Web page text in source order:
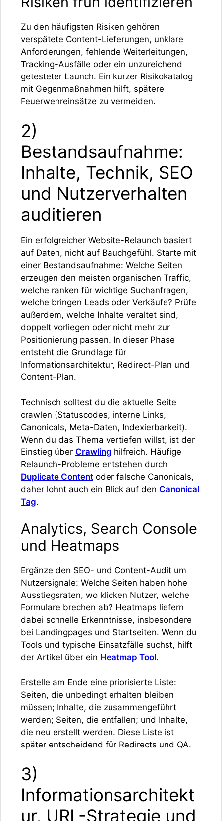
Zu den häufigsten Risiken gehören
verspätete Content-Lieferungen, unklare
Anforderungen, fehlende Weiterleitungen,
Tracking-Ausfälle oder ein unzureichend
getesteter Launch. Ein kurzer Risikokatalog
mit Gegenmaßnahmen hilft, spätere
Feuerwehreinsätze zu vermeiden.
2)
Bestandsaufnahme:
Inhalte, Technik, SEO
und Nutzerverhalten
auditieren
Ein erfolgreicher Website-Relaunch basiert
auf Daten, nicht auf Bauchgefühl. Starte mit
einer Bestandsaufnahme: Welche Seiten
erzeugen den meisten organischen Traffic,
welche ranken für wichtige Suchanfragen,
welche bringen Leads oder Verkäufe? Prüfe
außerdem, welche Inhalte veraltet sind,
doppelt vorliegen oder nicht mehr zur
Positionierung passen. In dieser Phase
entsteht die Grundlage für
Informationsarchitektur, Redirect-Plan und
Content-Plan.
Technisch solltest du die aktuelle Seite
crawlen (Statuscodes, interne Links,
Canonicals, Meta-Daten, Indexierbarkeit).
Wenn du das Thema vertiefen willst, ist der
Einstieg über Crawling hilfreich. Häufige
Relaunch-Probleme entstehen durch
Duplicate Content oder falsche Canonicals,
daher lohnt auch ein Blick auf den Canonical
Tag.
Analytics, Search Console
und Heatmaps
Ergänze den SEO- und Content-Audit um
Nutzersignale: Welche Seiten haben hohe
Ausstiegsraten, wo klicken Nutzer, welche
Formulare brechen ab? Heatmaps liefern
dabei schnelle Erkenntnisse, insbesondere
bei Landingpages und Startseiten. Wenn du
Tools und typische Einsatzfälle suchst, hilft
der Artikel über ein Heatmap Tool.
Erstelle am Ende eine priorisierte Liste:
Seiten, die unbedingt erhalten bleiben
müssen; Inhalte, die zusammengeführt
werden; Seiten, die entfallen; und Inhalte,
die neu erstellt werden. Diese Liste ist
später entscheidend für Redirects und QA.
3)
Informationsarchitekt
ur, URL-Strategie und